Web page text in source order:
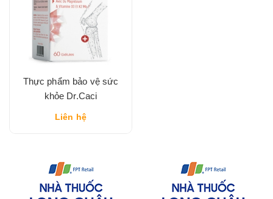
Thực phẩm bảo vệ sức
khỏe Dr.Caci
Liên hệ